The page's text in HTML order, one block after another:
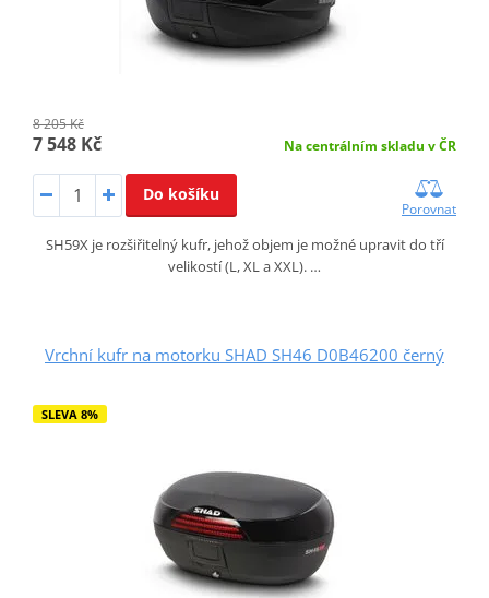
8 205 Kč
7 548 Kč Na centrálním skladu v ČR
Do košíku
Porovnat
SH59X je rozšiřitelný kufr, jehož objem je možné upravit do tří
velikostí (L, XL a XXL). …
Vrchní kufr na motorku SHAD SH46 D0B46200 černý
SLEVA 8%